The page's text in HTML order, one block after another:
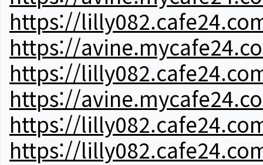
https://
https://
https://
https://
https://
https://